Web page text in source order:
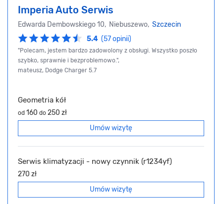
Imperia Auto Serwis
Edwarda Dembowskiego 10, Niebuszewo, Szczecin
5.4 (57 opinii)
"Polecam, jestem bardzo zadowolony z obsługi. Wszystko poszło
szybko, sprawnie i bezproblemowo.",
mateusz, Dodge Charger 5.7
Geometria kół
od 160 do 250 zł
Umów wizytę
Serwis klimatyzacji - nowy czynnik (r1234yf)
270 zł
Umów wizytę